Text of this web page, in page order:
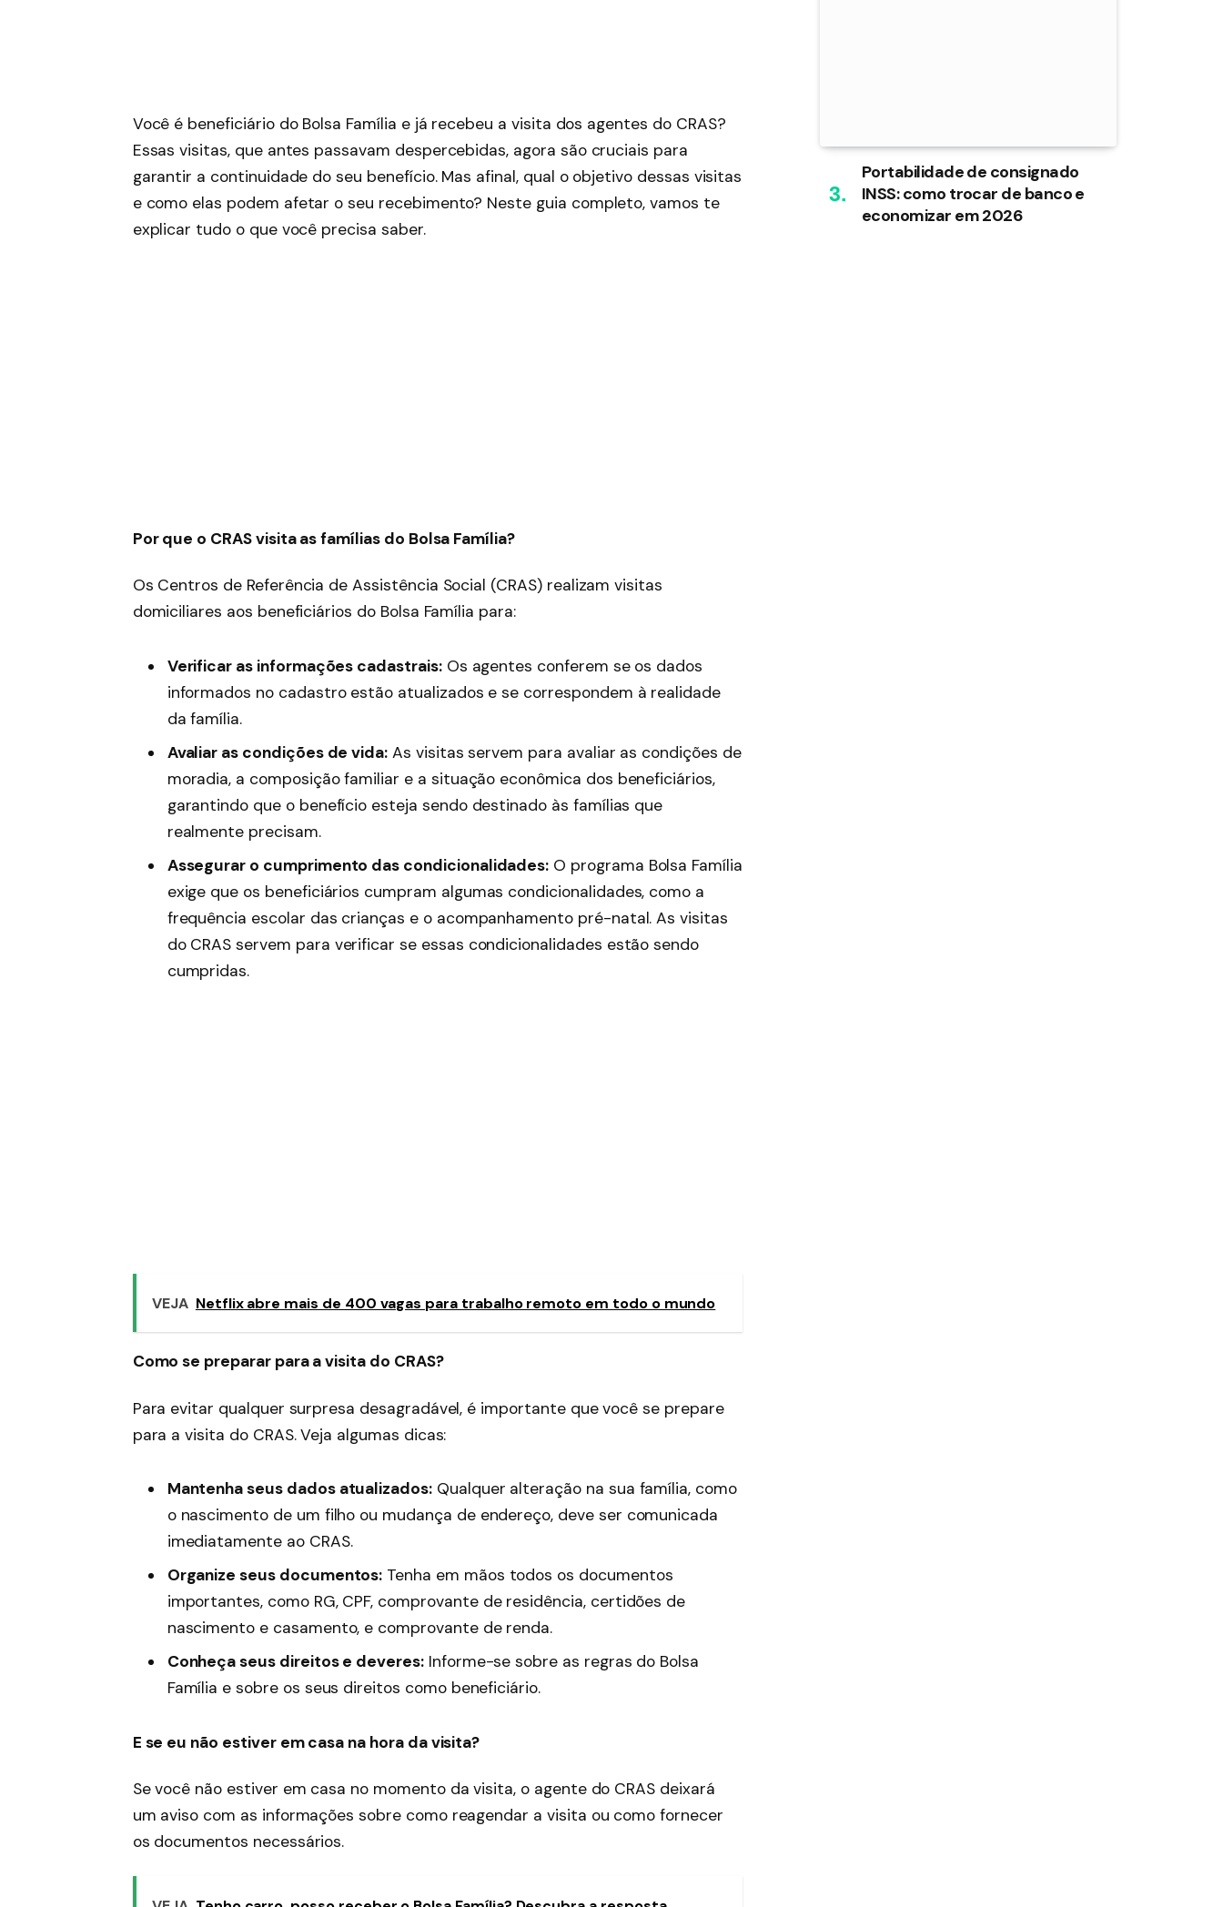
Você é beneficiário do Bolsa Família e já recebeu a visita dos agentes do CRAS?
Essas visitas, que antes passavam despercebidas, agora são cruciais para
garantir a continuidade do seu benefício. Mas afinal, qual o objetivo dessas visitas
e como elas podem afetar o seu recebimento? Neste guia completo, vamos te
explicar tudo o que você precisa saber.
Por que o CRAS visita as famílias do Bolsa Família?
Os Centros de Referência de Assistência Social (CRAS) realizam visitas
domiciliares aos beneficiários do Bolsa Família para:
Verificar as informações cadastrais:Os agentes conferem se os dados
informados no cadastro estão atualizados e se correspondem à realidade
da família.
Avaliar as condições de vida: As visitas servem para avaliar as condições de
moradia, a composição familiar e a situação econômica dos beneficiários,
garantindo que o benefício esteja sendo destinado às famílias que
realmente precisam.
Assegurar o cumprimento das condicionalidades: O programa Bolsa Família
exige que os beneficiários cumpram algumas condicionalidades, como a
frequência escolar das crianças e o acompanhamento pré-natal. As visitas
do CRAS servem para verificar se essas condicionalidades estão sendo
cumpridas.
VEJA Netflix abre mais de 400 vagas para trabalho remoto em todo o mundo
Como se preparar para a visita do CRAS?
Para evitar qualquer surpresa desagradável, é importante que você se prepare
para a visita do CRAS. Veja algumas dicas:
Mantenha seus dados atualizados:Qualquer alteração na sua família, como
o nascimento de um filho ou mudança de endereço, deve ser comunicada
imediatamente ao CRAS.
Organize seus documentos: Tenha em mãos todos os documentos
importantes, como RG, CPF, comprovante de residência, certidões de
nascimento e casamento, e comprovante de renda.
Conheça seus direitos e deveres:Informe-se sobre as regras do Bolsa
Família e sobre os seus direitos como beneficiário.
E se eu não estiver em casa na hora da visita?
Se você não estiver em casa no momento da visita, o agente do CRAS deixará
um aviso com as informações sobre como reagendar a visita ou como fornecer
os documentos necessários.
Portabilidade de consignado
INSS: como trocar de banco e
economizar em 2026